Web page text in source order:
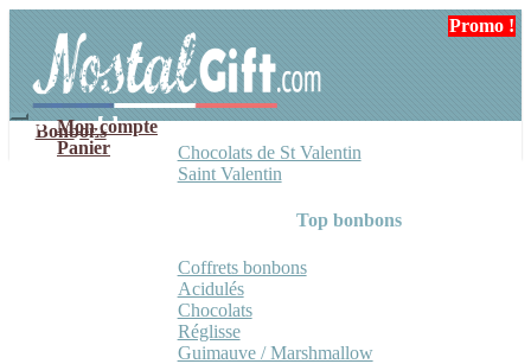
navigation
contenu
Mon compte
Panier
Bonbons
Chocolats de St Valentin
Saint Valentin
Top bonbons
Coffrets bonbons
Acidulés
Chocolats
Réglisse
Guimauve / Marshmallow
Promo !